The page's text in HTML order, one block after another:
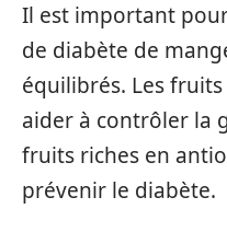
Il est important
de diabète de
équilibrés. Les
aider à contrôler la
fruits riches en
prévenir le diabète.